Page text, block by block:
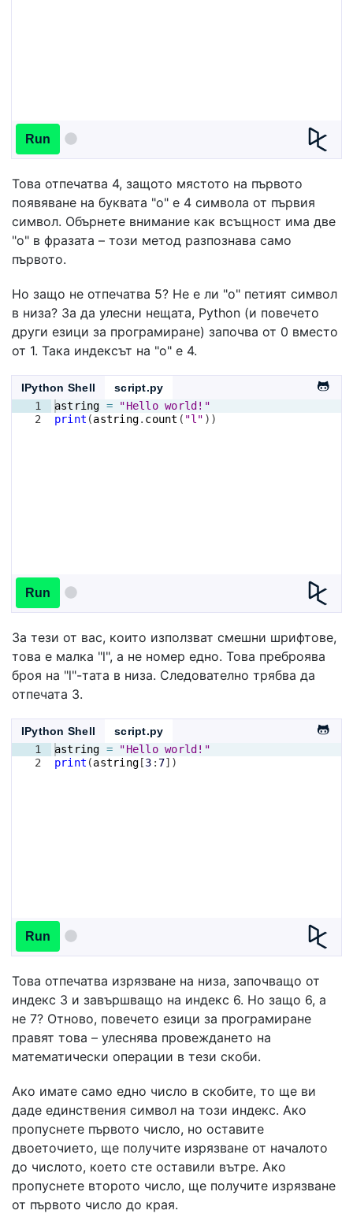
Run
Това отпечатва 4, защото мястото на първото
появяване на буквата "o" е 4 символа от първия
символ. Обърнете внимание как всъщност има две
"о" в фразата – този метод разпознава само
първото.
Но защо не отпечатва 5? Не е ли "o" петият символ
в низа? За да улесни нещата, Python (и повечето
други езици за програмиране) започва от 0 вместо
от 1. Така индексът на "o" е 4.
IPython Shell
script.py
1
2
astring =
"Hello world!"
print (astring. count ( "l" ))
Run
За тези от вас, които използват смешни шрифтове,
това е малка "l", а не номер едно. Това преброява
броя на "l"-тата в низа. Следователно трябва да
отпечата 3.
IPython Shell
script.py
1
2
astring =
"Hello world!"
print (astring [3 : 7])
Run
Това отпечатва изрязване на низа, започващо от
индекс 3 и завършващо на индекс 6. Но защо 6, а
не 7? Отново, повечето езици за програмиране
правят това – улеснява провеждането на
математически операции в тези скоби.
Ако имате само едно число в скобите, то ще ви
даде единствения символ на този индекс. Ако
пропуснете първото число, но оставите
двоеточието, ще получите изрязване от началото
до числото, което сте оставили вътре. Ако
пропуснете второто число, ще получите изрязване
от първото число до края.